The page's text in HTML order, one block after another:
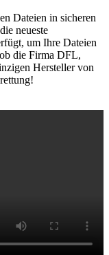
Dateien in sicheren
neueste
um Ihre Dateien
die Firma DFL,
Hersteller von